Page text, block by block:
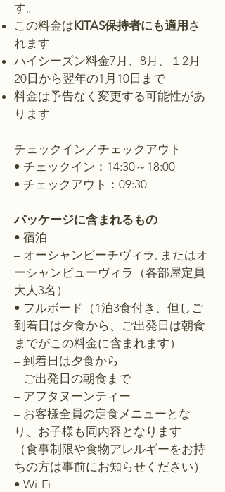
す。
この料金はKITAS保持者にも適用 さ
れます
ハイシーズン料金7月、8月、１2月
20日から翌年の1月10日まで
​料金は予告なく変更する可能性があ
ります
チェックイン／チェックアウト
• チェックイン：14:30～18:00
• チェックアウト：09:30
パッケージに含まれるもの
• 宿泊
– オーシャンビーチヴィラ, またはオ
ーシャンビューヴィラ（各部屋定員
大人3名）
• フルボード（1泊3食付き、但しご
到着日は夕食から、ご出発日は朝食
までがこの料金に含まれます）
– 到着日は夕食から
– ご出発日の朝食まで
– アフタヌーンティー
– お客様全員の定食メニューとな
り、お子様も同内容となります
（食事制限や食物アレルギーをお持
ちの方は事前にお知らせください）
• Wi-Fi